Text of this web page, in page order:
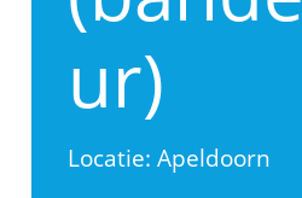
ur)
Locatie: Apeldoorn